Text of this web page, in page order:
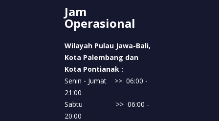
kecenderungan gangguan metabolisme
Endocrinology & Metabolism menyebutkan
bahwa konsumsi suplemen vitamin D dosis
tinggi secara berkepanjangan dapat
meningkatkan ekskresi kalsium urin, faktor
risiko utama pembentukan batu ginjal
(doi.org/10.1210/jc.2011-2521).
Jam
Operasional
Wilayah Pulau Jawa-Bali,
Kota Palembang dan
Kota Pontianak :
Senin - Jumat >> 06:00 -
21:00
Sabtu >> 06:00 -
20:00